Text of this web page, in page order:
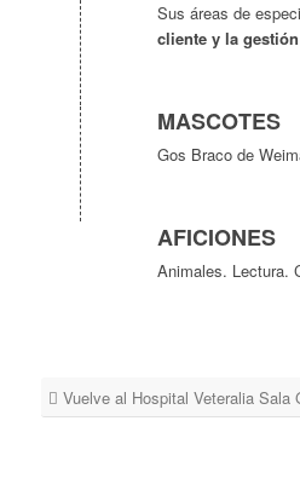
Sus áreas de
cliente y la
MASCOTES
Gos Braco de
AFICIONES
Animales. Lectura.
Vuelve al Hospital Veteralia Sala